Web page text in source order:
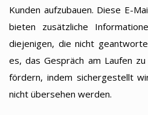
Kunden aufzubauen. Diese E-
bieten zusätzliche
diejenigen, die nicht
es, das Gespräch am Laufen
fördern, indem sichergestellt
nicht übersehen werden.